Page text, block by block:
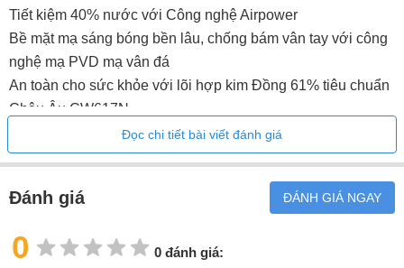
Tiết kiệm 40% nước với Công nghệ Airpower
Bề mặt mạ sáng bóng bền lâu, chống bám vân tay với công
nghệ mạ PVD mạ vân đá
An toàn cho sức khỏe với lõi hợp kim Đồng 61% tiêu chuẩn
Châu Âu CW617N
Độ bền lên đến 500.000 lần đóng mở với lõi trộn nóng lạnh
SEDAL Tây Ban Nha
Dây cấp nóng lạnh thương hiệu NEOPERL Thụy Sỹ chống
xoắn, chịu nhiệt tối đa đạt tiêu chuẩn NSF
Bảo hành chính hãng 5 (năm)
Đọc chi tiết bài viết đánh giá
Đánh giá ĐÁNH GIÁ NGAY
0 0 đánh giá: